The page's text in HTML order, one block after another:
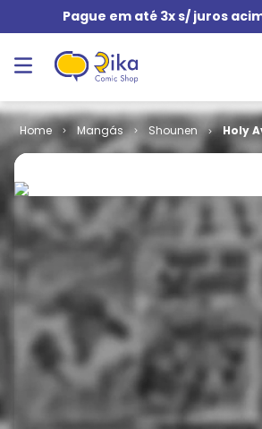
Pague em até 3x s/ juros
Mangás Shounen
Holy